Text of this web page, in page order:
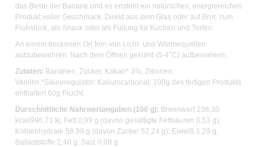
das Beste der Banane und es ensteht ein natürliches, energiereiches
Produkt voller Geschmack. Direkt aus dem Glas oder auf Brot, zum
Frühstück, als Snack oder als Füllung für Kuchen und Torten.
An einem trockenen Ort fern von Licht- und Wärmequellen
aufzubewahren. Nach dem Öffnen gekühlt (0-4°C) aufbewahren.
Zutaten: Bananen, Zucker, Kakao* 3%, Zitronen,
Vanillin.*Säureregulator: Kaliumcarbonat. 100g des fertigen Produkts
enthalten 60g Frucht.
Durschnittliche Nährwertangaben (100 g): Brennwert 238,30
kcal/996,71 kj, Fett 0,99 g (davon gesät­tigte Fettsäuren 0,53 g),
Kohlenhydrate 58,99 g (davon Zucker 52,24 g), Eiweiß 1,29 g,
Ballaststoffe 2,46 g, Salz 0,08 g.